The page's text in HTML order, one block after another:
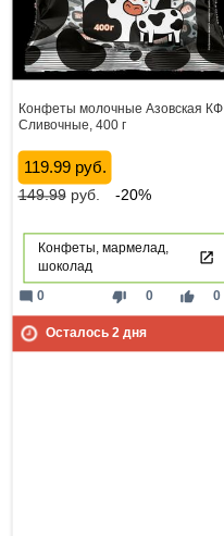
Конфеты молочные Азовская КФ
Сливочные, 400 г
119.99 руб.
149.99руб. -20%
Конфеты, мармелад,
шоколад
thumb_down 0 thumb_up 0
mode_comment 0
Осталось 2дня